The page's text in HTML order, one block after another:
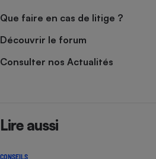
Que faire en cas de litige ?
Découvrir le forum
Consulter nos Actualités
Lire aussi
CONSEILS